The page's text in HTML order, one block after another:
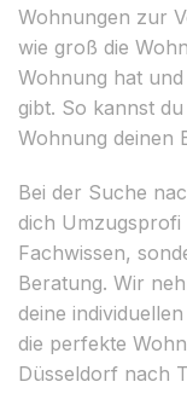
Wohnungen zur
wie groß die
Wohnung hat
gibt. So kannst
Wohnung deinen
Bei der Suche
dich
Fachwissen,
Beratung. Wir
deine
die perfekte
Düsseldorf nach